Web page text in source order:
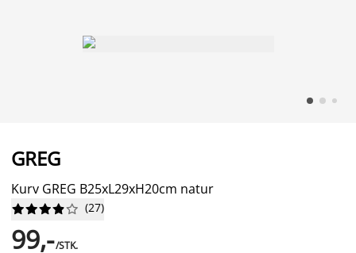
GREG
Kurv GREG B25xL29xH20cm natur





 (27)
99,-/STK.